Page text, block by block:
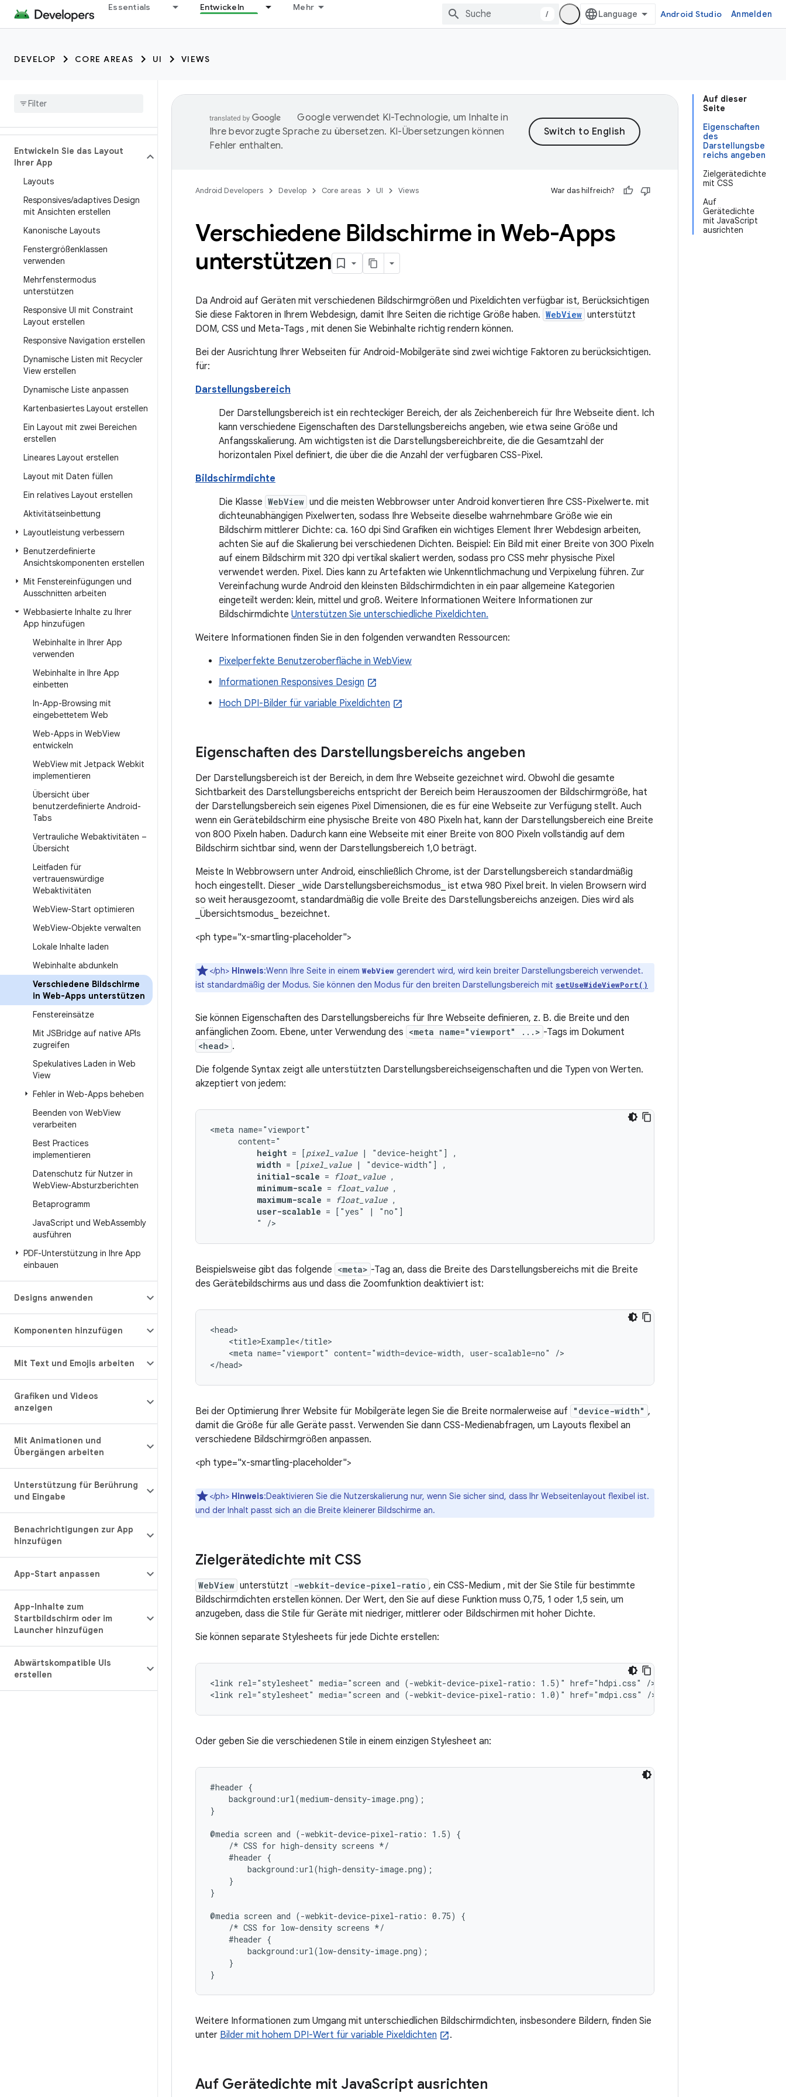
Essentials Entwickeln Mehr
/ Android Studio Anmelden
DEVELOP CORE AREAS UI VIEWS
Entwickeln Sie das Layout
Ihrer App
Layouts
Responsives/adaptives Design
mit Ansichten erstellen
Kanonische Layouts
Fenstergrößenklassen
verwenden
Mehrfenstermodus
unterstützen
Responsive UI mit Constraint
Layout erstellen
Responsive Navigation erstellen
Dynamische Listen mit Recycler
View erstellen
Dynamische Liste anpassen
Kartenbasiertes Layout erstellen
Ein Layout mit zwei Bereichen
erstellen
Lineares Layout erstellen
Layout mit Daten füllen
Ein relatives Layout erstellen
Aktivitätseinbettung
Layoutleistung verbessern
Benutzerdefinierte
Ansichtskomponenten erstellen
Mit Fenstereinfügungen und
Ausschnitten arbeiten
Webbasierte Inhalte zu Ihrer
App hinzufügen
Webinhalte in Ihrer App
verwenden
Webinhalte in Ihre App
einbetten
In-App-Browsing mit
eingebettetem Web
Web-Apps in WebView
entwickeln
WebView mit Jetpack Webkit
implementieren
Übersicht über
benutzerdefinierte Android-
Tabs
Vertrauliche Webaktivitäten –
Übersicht
Leitfaden für
vertrauenswürdige
Webaktivitäten
WebView-Start optimieren
WebView-Objekte verwalten
Lokale Inhalte laden
Webinhalte abdunkeln
Verschiedene Bildschirme
in Web-Apps unterstützen
Fenstereinsätze
Mit JSBridge auf native APIs
zugreifen
Spekulatives Laden in Web
View
Fehler in Web-Apps beheben
Beenden von WebView
verarbeiten
Best Practices
implementieren
Datenschutz für Nutzer in
WebView-Absturzberichten
Betaprogramm
JavaScript und WebAssembly
ausführen
PDF-Unterstützung in Ihre App
einbauen
Designs anwenden
Komponenten hinzufügen
Mit Text und Emojis arbeiten
Grafiken und Videos
anzeigen
Mit Animationen und
Übergängen arbeiten
Unterstützung für Berührung
und Eingabe
Benachrichtigungen zur App
hinzufügen
App-Start anpassen
App-Inhalte zum
Startbildschirm oder im
Launcher hinzufügen
Abwärtskompatible UIs
erstellen
Auf dieser
Seite
Eigenschaften
des
Darstellungsbe
reichs angeben
Zielgerätedichte
mit CSS
Auf
Gerätedichte
mit JavaScript
ausrichten
Google verwendet KI-Technologie, um Inhalte in
Ihre bevorzugte Sprache zu übersetzen. KI-Übersetzungen können
Fehler enthalten.
Android Developers Develop Core areas UI Views War das hilfreich?
Verschiedene Bildschirme in Web-Apps
unterstützen
Da Android auf Geräten mit verschiedenen Bildschirmgrößen und Pixeldichten verfügbar ist, Berücksichtigen
Sie diese Faktoren in Ihrem Webdesign, damit Ihre Seiten die richtige Größe haben. WebView unterstützt
DOM, CSS und Meta-Tags , mit denen Sie Webinhalte richtig rendern können.
Bei der Ausrichtung Ihrer Webseiten für Android-Mobilgeräte sind zwei wichtige Faktoren zu berücksichtigen.
für:
Darstellungsbereich
Der Darstellungsbereich ist ein rechteckiger Bereich, der als Zeichenbereich für Ihre Webseite dient. Ich
kann verschiedene Eigenschaften des Darstellungsbereichs angeben, wie etwa seine Größe und
Anfangsskalierung. Am wichtigsten ist die Darstellungsbereichbreite, die die Gesamtzahl der
horizontalen Pixel definiert, die über die die Anzahl der verfügbaren CSS-Pixel.
Bildschirmdichte
Die Klasse WebView und die meisten Webbrowser unter Android konvertieren Ihre CSS-Pixelwerte. mit
dichteunabhängigen Pixelwerten, sodass Ihre Webseite dieselbe wahrnehmbare Größe wie ein
Bildschirm mittlerer Dichte: ca. 160 dpi Sind Grafiken ein wichtiges Element Ihrer Webdesign arbeiten,
achten Sie auf die Skalierung bei verschiedenen Dichten. Beispiel: Ein Bild mit einer Breite von 300 Pixeln
auf einem Bildschirm mit 320 dpi vertikal skaliert werden, sodass pro CSS mehr physische Pixel
verwendet werden. Pixel. Dies kann zu Artefakten wie Unkenntlichmachung und Verpixelung führen. Zur
Vereinfachung wurde Android den kleinsten Bildschirmdichten in ein paar allgemeine Kategorien
eingeteilt werden: klein, mittel und groß. Weitere Informationen Weitere Informationen zur
Bildschirmdichte Unterstützen Sie unterschiedliche Pixeldichten.
Weitere Informationen finden Sie in den folgenden verwandten Ressourcen:
Pixelperfekte Benutzeroberfläche in WebView
Informationen Responsives Design
Hoch DPI-Bilder für variable Pixeldichten
Eigenschaften des Darstellungsbereichs angeben
Der Darstellungsbereich ist der Bereich, in dem Ihre Webseite gezeichnet wird. Obwohl die gesamte
Sichtbarkeit des Darstellungsbereichs entspricht der Bereich beim Herauszoomen der Bildschirmgröße, hat
der Darstellungsbereich sein eigenes Pixel Dimensionen, die es für eine Webseite zur Verfügung stellt. Auch
wenn ein Gerätebildschirm eine physische Breite von 480 Pixeln hat, kann der Darstellungsbereich eine Breite
von 800 Pixeln haben. Dadurch kann eine Webseite mit einer Breite von 800 Pixeln vollständig auf dem
Bildschirm sichtbar sind, wenn der Darstellungsbereich 1,0 beträgt.
Meiste In Webbrowsern unter Android, einschließlich Chrome, ist der Darstellungsbereich standardmäßig
hoch eingestellt. Dieser _wide Darstellungsbereichsmodus_ ist etwa 980 Pixel breit. In vielen Browsern wird
so weit herausgezoomt, standardmäßig die volle Breite des Darstellungsbereichs anzeigen. Dies wird als
_Übersichtsmodus_ bezeichnet.
<ph type="x-smartling-placeholder">
</ph> Hinweis:Wenn Ihre Seite in einem WebView gerendert wird, wird kein breiter Darstellungsbereich verwendet.
ist standardmäßig der Modus. Sie können den Modus für den breiten Darstellungsbereich mit setUseWideViewPort()
Sie können Eigenschaften des Darstellungsbereichs für Ihre Webseite definieren, z. B. die Breite und den
anfänglichen Zoom. Ebene, unter Verwendung des <meta name="viewport" ...> -Tags im Dokument
<head> .
Die folgende Syntax zeigt alle unterstützten Darstellungsbereichseigenschaften und die Typen von Werten.
akzeptiert von jedem:
<meta
height = [pixel_value | "device-height"]
width = [pixel_value | "device-width"]
initial-scale = float_value
minimum-scale = float_value
maximum-scale = float_value
user-scalable = ["yes" |
"
/>
Beispielsweise gibt das folgende <meta> -Tag an, dass die Breite des Darstellungsbereichs mit die Breite
des Gerätebildschirms aus und dass die Zoomfunktion deaktiviert ist:
<meta name="viewport" content="width=device-width, user-scalable=no"
/>
</head>
Bei der Optimierung Ihrer Website für Mobilgeräte legen Sie die Breite normalerweise auf "device-width" ,
damit die Größe für alle Geräte passt. Verwenden Sie dann CSS-Medienabfragen, um Layouts flexibel an
verschiedene Bildschirmgrößen anpassen.
<ph type="x-smartling-placeholder">
</ph> Hinweis:Deaktivieren Sie die Nutzerskalierung nur, wenn Sie sicher sind, dass Ihr Webseitenlayout flexibel ist.
und der Inhalt passt sich an die Breite kleinerer Bildschirme an.
Zielgerätedichte mit CSS
WebView unterstützt -webkit-device-pixel-ratio , ein CSS-Medium , mit der Sie Stile für bestimmte
Bildschirmdichten erstellen können. Der Wert, den Sie auf diese Funktion muss 0,75, 1 oder 1,5 sein, um
anzugeben, dass die Stile für Geräte mit niedriger, mittlerer oder Bildschirmen mit hoher Dichte.
Sie können separate Stylesheets für jede Dichte erstellen:
<link rel="stylesheet" media="screen and (-webkit-device-pixel-ratio: 1.5)" href="hdpi.css"
/>
<link rel="stylesheet" media="screen and (-webkit-device-pixel-ratio: 1.0)" href="mdpi.css" />
Oder geben Sie die verschiedenen Stile in einem einzigen Stylesheet an:
#header {
    background:url(medium-density-image.png);
}
@media screen and (-webkit-device-pixel-ratio: 1.5) {
    /* CSS for high-density screens */
    #header {
        background:url(high-density-image.png);
    }
}
@media screen and (-webkit-device-pixel-ratio: 0.75) {
    /* CSS for low-density screens */
    #header {
        background:url(low-density-image.png);
    }
Weitere Informationen zum Umgang mit unterschiedlichen Bildschirmdichten, insbesondere Bildern, finden Sie
unter Bilder mit hohem DPI-Wert für variable Pixeldichten .
Auf Gerätedichte mit JavaScript ausrichten